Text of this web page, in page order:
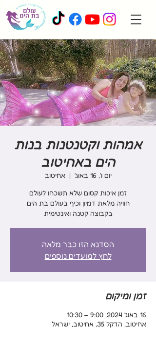
אמהות וקטנטנות בנות
הים באחיטוב
יום ו׳, 16 באוג׳
  |
אחיטוב
בקבוצה קטנה ואינטימית
הסדנא הזו כבר מלאה
לחץ למועדים נוספים
זמן ומיקום
16 באוג׳ 2024, 9:00 – 10:30
אחיטוב, הדקל 35, אחיטוב, ישראל